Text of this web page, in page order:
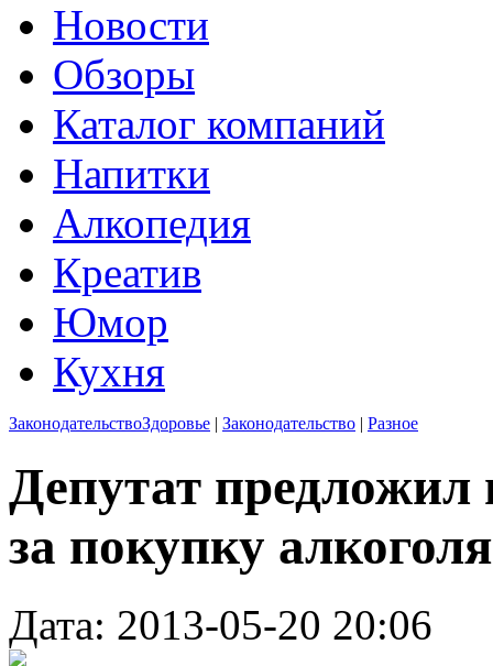
Новости
Обзоры
Каталог компаний
Напитки
Алкопедия
Креатив
Юмор
Кухня
ЗаконодательствоЗдоровье | Законодательство | Разное
Депутат предложил
за покупку алкоголя
Дата: 2013-05-20 20:06